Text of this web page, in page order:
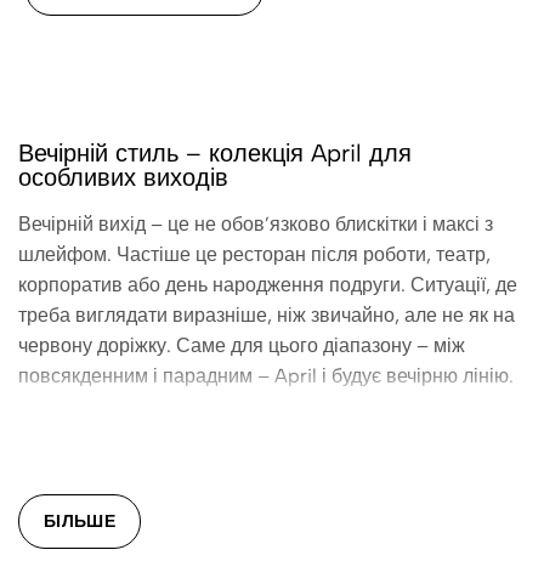
Вечірній стиль – колекція April для
особливих виходів
Вечірній вихід – це не обов’язково блискітки і максі з
шлейфом. Частіше це ресторан після роботи, театр,
корпоратив або день народження подруги. Ситуації, де
треба виглядати виразніше, ніж звичайно, але не як на
червону доріжку. Саме для цього діапазону – між
повсякденним і парадним – April і будує вечірню лінію.
масові бренди. Речі April проектуються з розрахунком
на кілька контекстів – і вечірній образ у цій логіці
БІЛЬШЕ